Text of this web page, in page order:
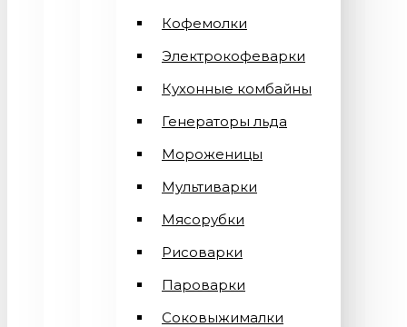
Кофемолки
Электрокофеварки
Кухонные комбайны
Генераторы льда
Мороженицы
Мультиварки
Мясорубки
Рисоварки
Пароварки
Соковыжималки